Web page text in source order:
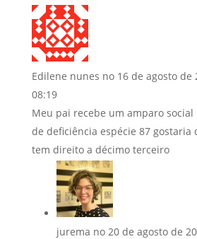
Edilene nunes no 16 de agosto
08:19
Meu pai recebe um amparo
de deficiência espécie 87 gostaria
tem direito a décimo terceiro
jurema no 20 de agosto de